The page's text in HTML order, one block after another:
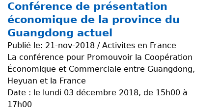
n
d
e
l
a
m
E
x
p
o
s
i
t
i
Conférence de présentation
économique de la province du
Guangdong actuel
Publié le: 21-nov-2018 / Activites en France
La conférence pour Promouvoir la Coopération
Économique et Commerciale entre Guangdong,
Heyuan et la France
Date : le lundi 03 décembre 2018, de 15h00 à
17h00